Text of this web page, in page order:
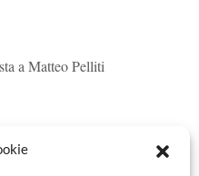
a Matteo Pelliti